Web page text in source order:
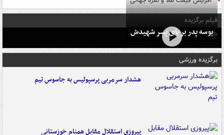
فیلم برگزیده
بوسه‌ پدر بر پای پسر شهیدش
برگزیده ورزشی
هشدار سرمربی پرسپولیس به جاسوس تیم
پیروزی استقلال مقابل همنام خوزستانی